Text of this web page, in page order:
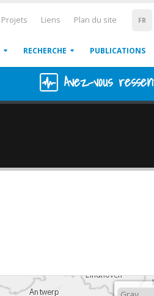
FR
Projets Liens Plan du site
RECHERCHE PUBLICATIONS
Avez-vous